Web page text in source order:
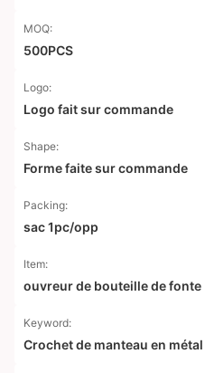
MOQ:
500PCS
Logo:
Logo fait sur commande
Shape:
Forme faite sur commande
Packing:
sac 1pc/opp
Item:
ouvreur de bouteille de fonte
Keyword:
Crochet de manteau en métal